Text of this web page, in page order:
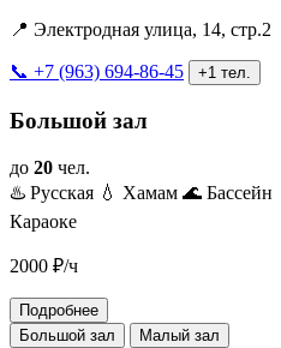
📍 Электродная улица, 14, стр.2
📞 +7 (963) 694-86-45 +1 тел.
Большой зал
до 20 чел.
♨️ Русская 💧 Хамам 🌊 Бассейн
Караоке
2000 ₽/ч
Подробнее
Большой зал
Малый зал